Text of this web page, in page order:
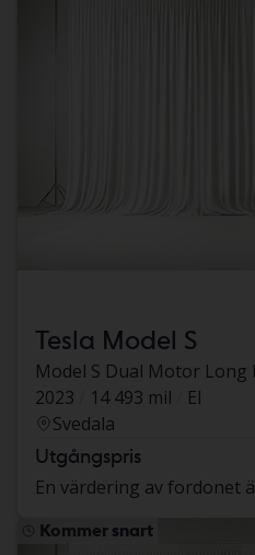
Tesla Model S
Model S Dual Motor Long
2023
14 493 mil
El
Svedala
Utgångspris
En värdering av fordonet
Kommer snart